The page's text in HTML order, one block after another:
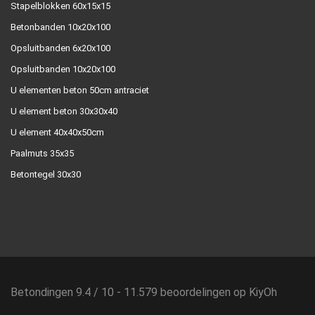
Stapelblokken 60x15x15
Betonbanden 10x20x100
Opsluitbanden 6x20x100
Opsluitbanden 10x20x100
U elementen beton 50cm antraciet
U element beton 30x30x40
U element 40x40x50cm
Paalmuts 35x35
Betontegel 30x30
Betondingen 9.4 / 10 - 11.579 beoordelingen op KiyOh